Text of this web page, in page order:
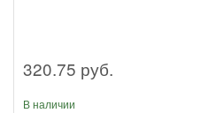
320.75 руб.
В наличии